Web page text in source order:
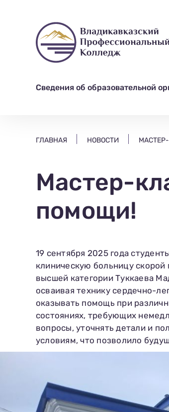
Сведения об образовательной
ГЛАВНАЯ НОВОСТИ
Мастер-
помощи!
19 сентября 2025 года
клиническую больницу
высшей категории Туккаева
осваивая технику сердечно-
оказывать помощь при
состояниях, требующих
вопросы, уточнять детали и
условиям, что позволило